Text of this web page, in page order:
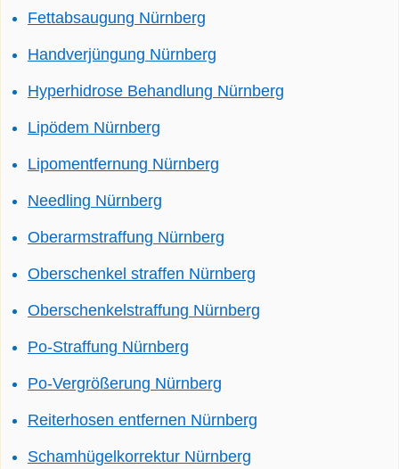
Fettabsaugung Nürnberg
Handverjüngung Nürnberg
Hyperhidrose Behandlung Nürnberg
Lipödem Nürnberg
Lipomentfernung Nürnberg
Needling Nürnberg
Oberarmstraffung Nürnberg
Oberschenkel straffen Nürnberg
Oberschenkelstraffung Nürnberg
Po-Straffung Nürnberg
Po-Vergrößerung Nürnberg
Reiterhosen entfernen Nürnberg
Schamhügelkorrektur Nürnberg